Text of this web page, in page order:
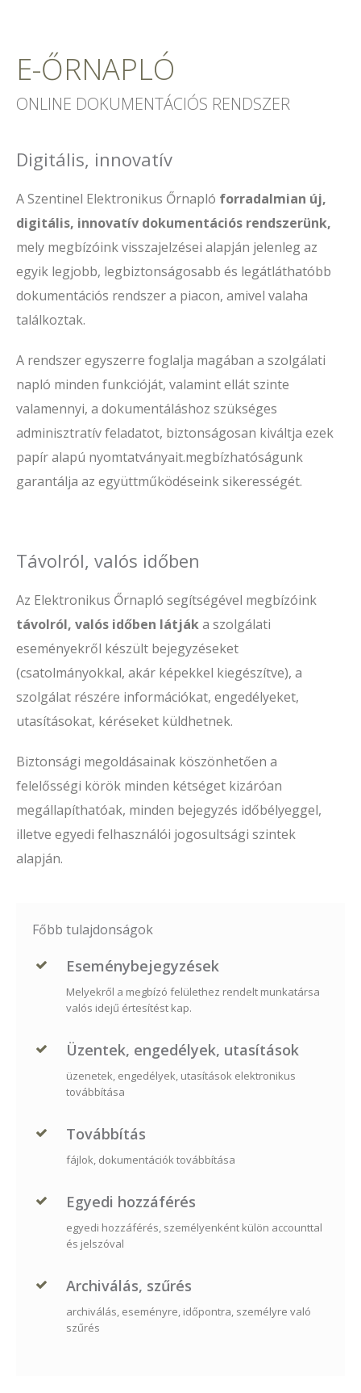
E-ŐRNAPLÓ
ONLINE DOKUMENTÁCIÓS RENDSZER
Digitális, innovatív
A Szentinel Elektronikus Őrnapló forradalmian új,
digitális, innovatív dokumentációs rendszerünk,
mely megbízóink visszajelzései alapján jelenleg az
egyik legjobb, legbiztonságosabb és legátláthatóbb
dokumentációs rendszer a piacon, amivel valaha
találkoztak.
A rendszer egyszerre foglalja magában a szolgálati
napló minden funkcióját, valamint ellát szinte
valamennyi, a dokumentáláshoz szükséges
adminisztratív feladatot, biztonságosan kiváltja ezek
papír alapú nyomtatványait.megbízhatóságunk
garantálja az együttműködéseink sikerességét.
Távolról, valós időben
Az Elektronikus Őrnapló segítségével megbízóink
távolról, valós időben látjáka szolgálati
eseményekről készült bejegyzéseket
(csatolmányokkal, akár képekkel kiegészítve), a
szolgálat részére információkat, engedélyeket,
utasításokat, kéréseket küldhetnek.
Biztonsági megoldásainak köszönhetően a
felelősségi körök minden kétséget kizáróan
megállapíthatóak, minden bejegyzés időbélyeggel,
illetve egyedi felhasználói jogosultsági szintek
alapján.
Főbb tulajdonságok
Eseménybejegyzések
Melyekről a megbízó felülethez rendelt munkatársa
valós idejű értesítést kap.
Üzentek, engedélyek, utasítások
üzenetek, engedélyek, utasítások elektronikus
továbbítása
Továbbítás
fájlok, dokumentációk továbbítása
Egyedi hozzáférés
egyedi hozzáférés, személyenként külön accounttal
és jelszóval
Archiválás, szűrés
archiválás, eseményre, időpontra, személyre való
szűrés